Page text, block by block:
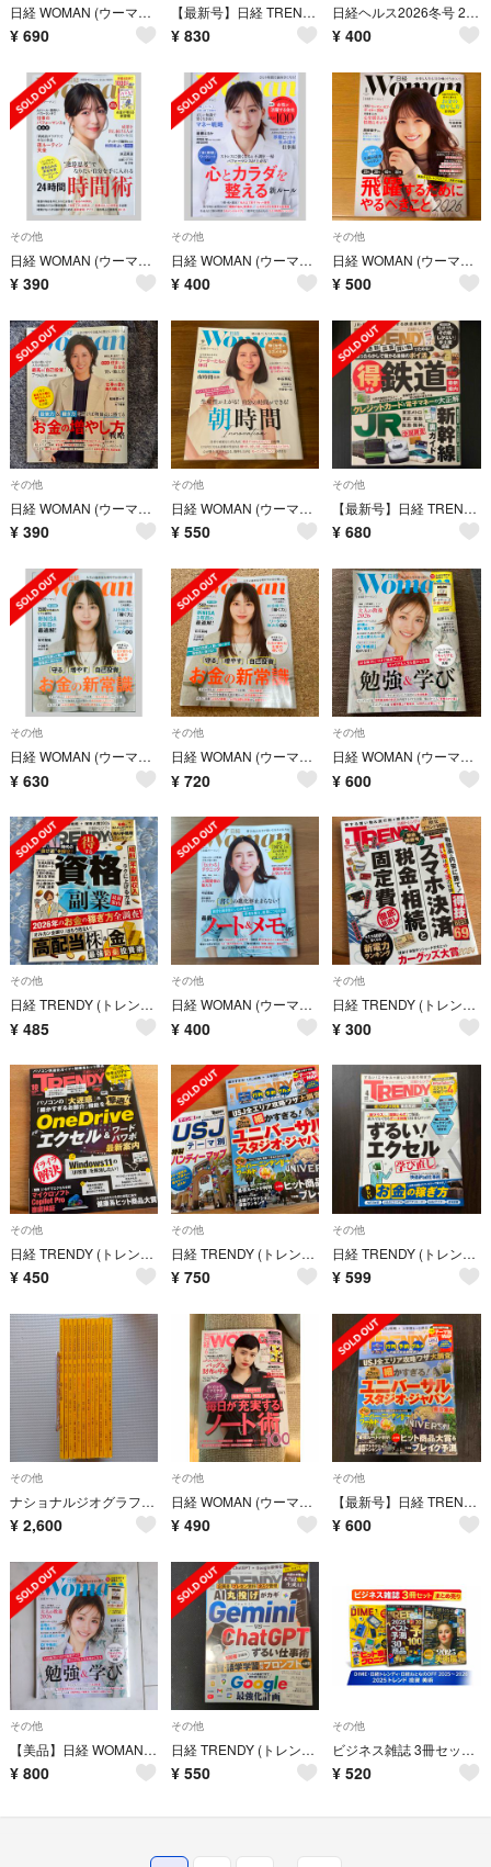
日経 WOMAN (ウーマン) 2026年 08月号 [雑誌]
¥ 690
【最新号】日経 TRENDY (トレンディ) 2026年 08月号 [雑誌]
¥ 830
日経ヘルス2026冬号 2026年 01月号 [雑誌]
¥ 400
その他
日経 WOMAN (ウーマン) 2026年 02月号 [雑誌]
¥ 390
その他
日経 WOMAN (ウーマン) 2026年 06月号 [雑誌]
¥ 400
その他
日経 WOMAN (ウーマン) 2026年 01月号 [雑誌]★
¥ 500
その他
日経 WOMAN (ウーマン) 2026年 03月号 [雑誌]
¥ 390
その他
日経 WOMAN (ウーマン) 2025年 09月号 [雑誌]
¥ 550
その他
【最新号】日経 TRENDY (トレンディ) 2026年 07月号 [雑誌]
¥ 680
その他
日経 WOMAN (ウーマン) 2026年 07月号 [雑誌]
¥ 630
その他
日経 WOMAN (ウーマン) 2026年 07月号 [雑誌]
¥ 720
その他
日経 WOMAN (ウーマン) 2026年 05月号 [雑誌]
¥ 600
その他
日経 TRENDY (トレンディ) 2026年 05月号 [雑誌]
¥ 485
その他
日経 WOMAN (ウーマン) 2026年 04月号 [雑誌]
¥ 400
その他
日経 TRENDY (トレンディ) 2024年 09月号 [雑誌]
¥ 300
その他
日経 TRENDY (トレンディ) 2024年 10月号 [雑誌]
¥ 450
その他
日経 TRENDY (トレンディ) 2026年 06月号 [雑誌]
¥ 750
その他
日経 TRENDY (トレンディ) 2022年 04月号 [雑誌]
¥ 599
その他
ナショナルジオグラフィック日本版 1998年
¥ 2,600
その他
日経 WOMAN (ウーマン) 2018年 06月号 [雑誌]
¥ 490
その他
【最新号】日経 TRENDY (トレンディ) 2026年 06月号 [雑誌]
¥ 600
その他
【美品】日経 WOMAN (ウーマン) 2026年 05月号 [雑誌] 付録付
¥ 800
その他
日経 TRENDY (トレンディ) 2026年 04月号 [雑誌]
¥ 550
その他
ビジネス雑誌 3冊セット DIME 日経おとなのOFF トレンド 投資 美術
¥ 520